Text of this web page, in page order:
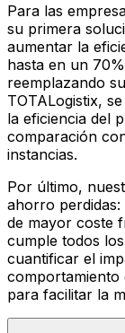
Para las
su primera
aumentar la
hasta en un
reemplazando
TOTALogistix,
la eficiencia del
comparación
instancias.
Por último,
ahorro
de mayor coste
cumple todos
cuantificar el
comportamiento
para facilitar la